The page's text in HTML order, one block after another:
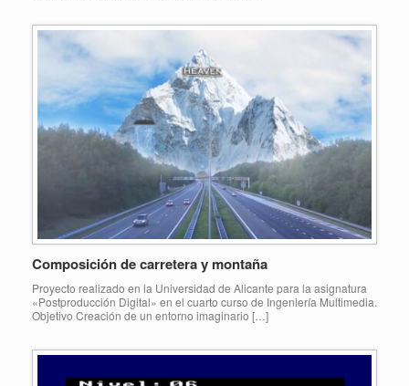
Composición de carretera y montaña
Proyecto realizado en la Universidad de Alicante para la asignatura
«Postproducción Digital» en el cuarto curso de Ingeniería Multimedia.
Objetivo Creación de un entorno imaginario […]